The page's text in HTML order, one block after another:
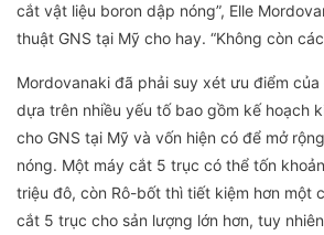
cắt vật liệu boron dập nóng”, Elle
thuật GNS tại Mỹ cho hay. “Không còn
Mordovanaki đã phải suy xét ưu điểm
dựa trên nhiều yếu tố bao gồm kế hoạch
cho GNS tại Mỹ và vốn hiện có để mở
nóng. Một máy cắt 5 trục có thể tốn
triệu đô, còn Rô-bốt thì tiết kiệm hơn một
cắt 5 trục cho sản lượng lớn hơn, tuy